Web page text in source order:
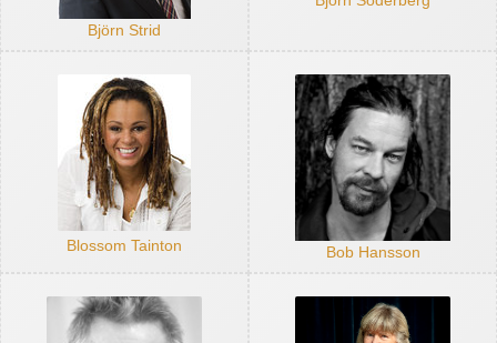
Björn Strid
Blossom Tainton Bob Hansson